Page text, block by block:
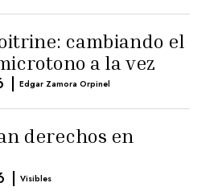
cambiando el
a la vez
| Edgar Zamora Orpinel
derechos en
| Visibles